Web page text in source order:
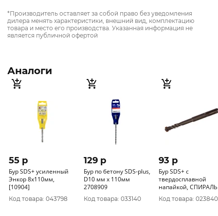
*Производитель оставляет за собой право без уведомления
дилера менять характеристики, внешний вид, комплектацию
товара и место его производства. Указанная информация не
является публичной офертой
Аналоги
55 p
Бур SDS+ усиленный
Энкор 8x110мм,
[10904]
Код товара: 043798
129 p
Бур по бетону SDS-plus,
D10 мм x 110мм
2708909
Код товара: 033140
93 p
Бур SDS+ с
твердосплавной
напайкой, СПИРАЛЬ S4
, Союз 9019-SDS-
10x110C
Код товара: 023840